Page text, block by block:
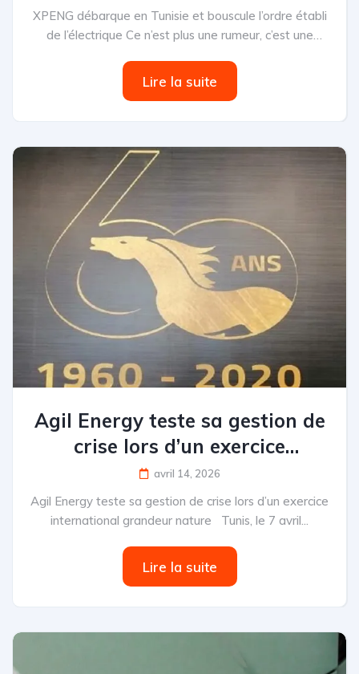
XPENG débarque en Tunisie et bouscule l’ordre établi
de l’électrique Ce n’est plus une rumeur, c’est une
Lire la suite
Agil Energy teste sa gestion de
crise lors d’un exercice
international grandeur nature
avril 14, 2026
Agil Energy teste sa gestion de crise lors d’un exercice
international grandeur nature Tunis, le 7 avril...
Lire la suite